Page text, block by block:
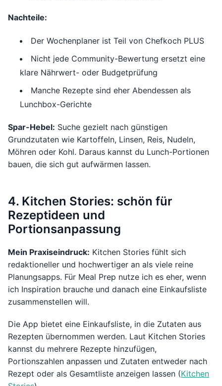
Nachteile:
Der Wochenplaner ist Teil von Chefkoch PLUS
Nicht jede Community-Bewertung ersetzt eine
klare Nährwert- oder Budgetprüfung
Manche Rezepte sind eher Abendessen als
Lunchbox-Gerichte
Spar-Hebel: Suche gezielt nach günstigen
Grundzutaten wie Kartoffeln, Linsen, Reis, Nudeln,
Möhren oder Kohl. Daraus kannst du Lunch-Portionen
bauen, die sich gut aufwärmen lassen.
4. Kitchen Stories: schön für
Rezeptideen und
Portionsanpassung
Mein Praxiseindruck: Kitchen Stories fühlt sich
redaktioneller und hochwertiger an als viele reine
Planungsapps. Für Meal Prep nutze ich es eher, wenn
ich Inspiration brauche und danach eine Einkaufsliste
zusammenstellen will.
Die App bietet eine Einkaufsliste, in die Zutaten aus
Rezepten übernommen werden. Laut Kitchen Stories
kannst du mehrere Rezepte hinzufügen,
Portionszahlen anpassen und Zutaten entweder nach
Rezept oder als Gesamtliste anzeigen lassen (Kitchen